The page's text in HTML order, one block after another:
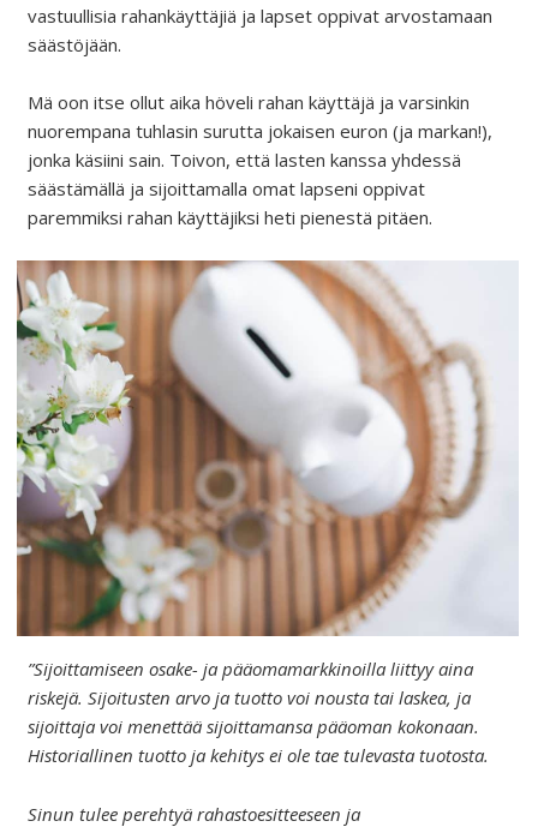
vastuullisia rahankäyttäjiä ja lapset oppivat arvostamaan
säästöjään.
Mä oon itse ollut aika höveli rahan käyttäjä ja varsinkin
nuorempana tuhlasin surutta jokaisen euron (ja markan!),
jonka käsiini sain. Toivon, että lasten kanssa yhdessä
säästämällä ja sijoittamalla omat lapseni oppivat
paremmiksi rahan käyttäjiksi heti pienestä pitäen.
”Sijoittamiseen osake- ja pääomamarkkinoilla liittyy aina
riskejä. Sijoitusten arvo ja tuotto voi nousta tai laskea, ja
sijoittaja voi menettää sijoittamansa pääoman kokonaan.
Historiallinen tuotto ja kehitys ei ole tae tulevasta tuotosta.
Sinun tulee perehtyä rahastoesitteeseen ja